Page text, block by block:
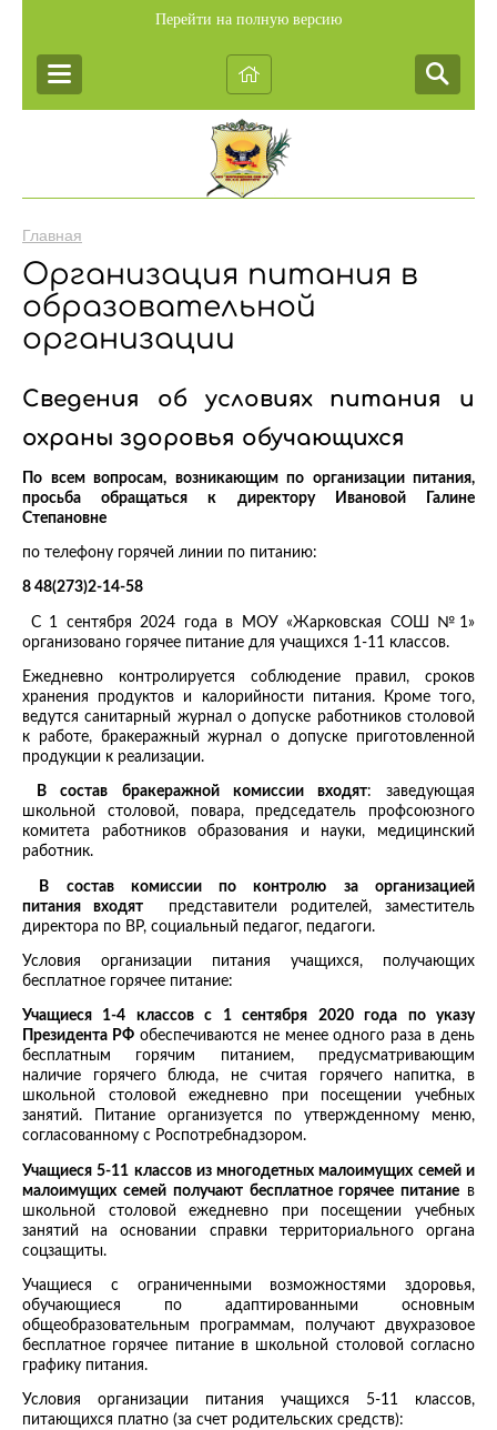
Перейти на полную версию
Главная
Организация питания в
образовательной
организации
Сведения об условиях питания и
охраны здоровья обучающихся
По всем вопросам, возникающим по организации питания,
просьба обращаться к директору Ивановой Галине
Степановне
по телефону горячей линии по питанию:
8 48(273)2-14-58
С 1 сентября 2024 года в МОУ «Жарковская СОШ №1»
организовано горячее питание для учащихся 1-11 классов.
Ежедневно контролируется соблюдение правил, сроков
хранения продуктов и калорийности питания. Кроме того,
ведутся санитарный журнал о допуске работников столовой
к работе, бракеражный журнал о допуске приготовленной
продукции к реализации.
В состав бракеражной комиссии входят: заведующая
школьной столовой, повара, председатель профсоюзного
комитета работников образования и науки, медицинский
работник.
В состав комиссии по контролю за организацией
питания входятпредставители родителей, заместитель
директора по ВР, социальный педагог, педагоги.
Условия организации питания учащихся, получающих
бесплатное горячее питание:
Учащиеся 1-4 классов с 1 сентября 2020 года по указу
Президента РФобеспечиваются не менее одного раза в день
бесплатным горячим питанием, предусматривающим
наличие горячего блюда, не считая горячего напитка, в
школьной столовой ежедневно при посещении учебных
занятий. Питание организуется по утвержденному меню,
согласованному с Роспотребнадзором.
Учащиеся 5-11 классов из многодетных малоимущих семей и
малоимущих семей получают бесплатное горячее питание в
школьной столовой ежедневно при посещении учебных
занятий на основании справки территориального органа
соцзащиты.
Учащиеся с ограниченными возможностями здоровья,
обучающиеся по адаптированными основным
общеобразовательным программам, получают двухразовое
бесплатное горячее питание в школьной столовой согласно
графику питания.
Условия организации питания учащихся 5-11 классов,
питающихся платно (за счет родительских средств):